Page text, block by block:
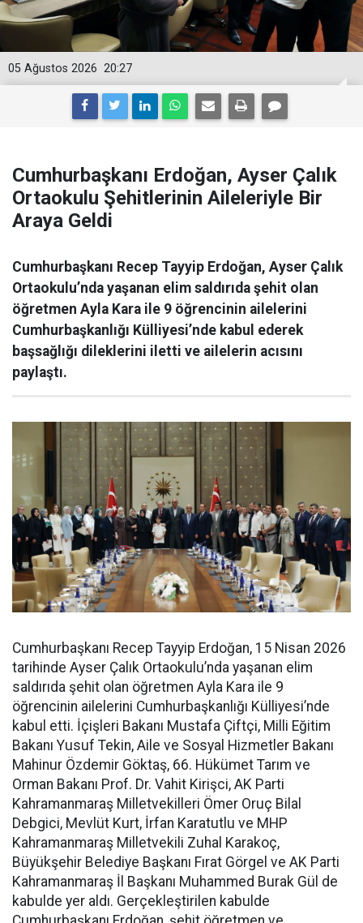
20:27
05 Ağustos 2026
Cumhurbaşkanı Erdoğan, Ayser Çalık
Ortaokulu Şehitlerinin Aileleriyle Bir
Araya Geldi
Cumhurbaşkanı Recep Tayyip Erdoğan, Ayser Çalık
Ortaokulu’nda yaşanan elim saldırıda şehit olan
öğretmen Ayla Kara ile 9 öğrencinin ailelerini
Cumhurbaşkanlığı Külliyesi’nde kabul ederek
başsağlığı dileklerini iletti ve ailelerin acısını
paylaştı.
Cumhurbaşkanı Recep Tayyip Erdoğan, 15 Nisan 2026
tarihinde Ayser Çalık Ortaokulu’nda yaşanan elim
saldırıda şehit olan öğretmen Ayla Kara ile 9
öğrencinin ailelerini Cumhurbaşkanlığı Külliyesi’nde
kabul etti. İçişleri Bakanı Mustafa Çiftçi, Milli Eğitim
Bakanı Yusuf Tekin, Aile ve Sosyal Hizmetler Bakanı
Mahinur Özdemir Göktaş, 66. Hükümet Tarım ve
Orman Bakanı Prof. Dr. Vahit Kirişci, AK Parti
Kahramanmaraş Milletvekilleri Ömer Oruç Bilal
Debgici, Mevlüt Kurt, İrfan Karatutlu ve MHP
Kahramanmaraş Milletvekili Zuhal Karakoç,
Büyükşehir Belediye Başkanı Fırat Görgel ve AK Parti
Kahramanmaraş İl Başkanı Muhammed Burak Gül de
kabulde yer aldı. Gerçekleştirilen kabulde